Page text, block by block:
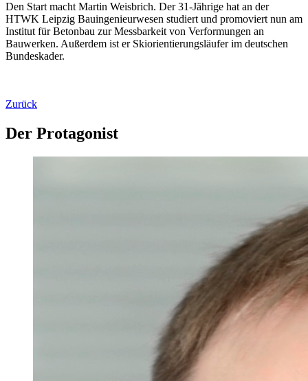
Den Start macht Martin Weisbrich. Der 31-Jährige hat an der
HTWK Leipzig Bauingenieurwesen studiert und promoviert nun am
Institut für Betonbau zur Messbarkeit von Verformungen an
Bauwerken. Außerdem ist er Skiorientierungsläufer im deutschen
Bundeskader.
Zurück
Der Protagonist